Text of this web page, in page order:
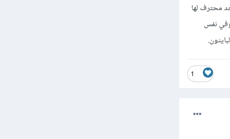
محترف لها
نفس
1